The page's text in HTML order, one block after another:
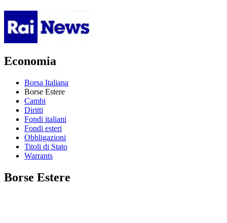
Economia
Borsa Italiana
Borse Estere
Cambi
Diritti
Fondi italiani
Fondi esteri
Obbligazioni
Titoli di Stato
Warrants
Borse Estere